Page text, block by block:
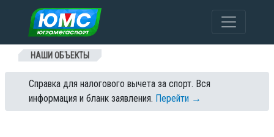
Перейти к содержанию
НАШИ ОБЪЕКТЫ
Справка для налогового вычета за спорт. Вся
информация и бланк заявления. Перейти →